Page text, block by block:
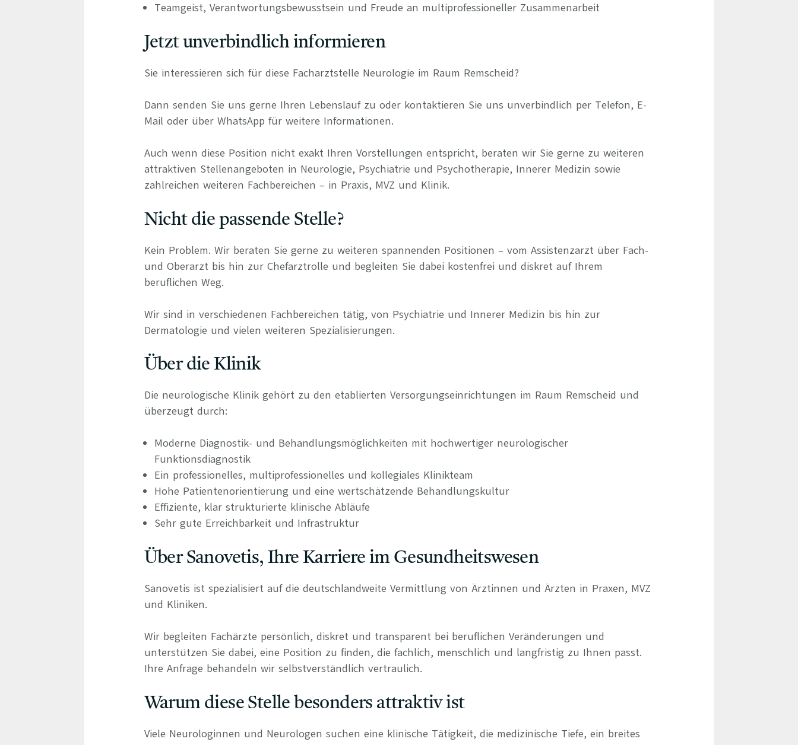
Teamgeist, Verantwortungsbewusstsein und Freude an multiprofessioneller Zusammenarbeit
Jetzt unverbindlich informieren
Sie interessieren sich für diese Facharztstelle Neurologie im Raum Remscheid?
Dann senden Sie uns gerne Ihren Lebenslauf zu oder kontaktieren Sie uns unverbindlich per Telefon, E-
Mail oder über WhatsApp für weitere Informationen.
Auch wenn diese Position nicht exakt Ihren Vorstellungen entspricht, beraten wir Sie gerne zu weiteren
attraktiven Stellenangeboten in Neurologie, Psychiatrie und Psychotherapie, Innerer Medizin sowie
zahlreichen weiteren Fachbereichen – in Praxis, MVZ und Klinik.
Nicht die passende Stelle?
Kein Problem. Wir beraten Sie gerne zu weiteren spannenden Positionen – vom Assistenzarzt über Fach-
und Oberarzt bis hin zur Chefarztrolle und begleiten Sie dabei kostenfrei und diskret auf Ihrem
beruflichen Weg.
Wir sind in verschiedenen Fachbereichen tätig, von Psychiatrie und Innerer Medizin bis hin zur
Dermatologie und vielen weiteren Spezialisierungen.
Über die Klinik
Die neurologische Klinik gehört zu den etablierten Versorgungseinrichtungen im Raum Remscheid und
überzeugt durch:
Moderne Diagnostik- und Behandlungsmöglichkeiten mit hochwertiger neurologischer
Funktionsdiagnostik
Ein professionelles, multiprofessionelles und kollegiales Klinikteam
Hohe Patientenorientierung und eine wertschätzende Behandlungskultur
Effiziente, klar strukturierte klinische Abläufe
Sehr gute Erreichbarkeit und Infrastruktur
Über Sanovetis, Ihre Karriere im Gesundheitswesen
Sanovetis ist spezialisiert auf die deutschlandweite Vermittlung von Ärztinnen und Ärzten in Praxen, MVZ
und Kliniken.
Wir begleiten Fachärzte persönlich, diskret und transparent bei beruflichen Veränderungen und
unterstützen Sie dabei, eine Position zu finden, die fachlich, menschlich und langfristig zu Ihnen passt.
Ihre Anfrage behandeln wir selbstverständlich vertraulich.
Warum diese Stelle besonders attraktiv ist
Viele Neurologinnen und Neurologen suchen eine klinische Tätigkeit, die medizinische Tiefe, ein breites